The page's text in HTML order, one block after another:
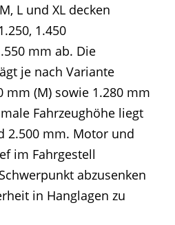
L und XL decken
1.450
mm ab. Die
je nach Variante
mm (M) sowie 1.280 mm
Fahrzeughöhe liegt
2.500 mm. Motor und
im Fahrgestell
abzusenken
in Hanglagen zu